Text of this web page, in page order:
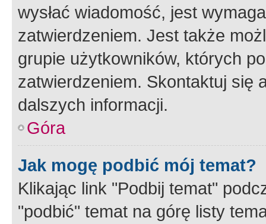
wysłać wiadomość, jest
zatwierdzeniem. Jest także
grupie użytkowników, których
zatwierdzeniem. Skontaktuj się
dalszych informacji.
Góra
Jak mogę podbić mój temat?
Klikając link "Podbij temat"
"podbić" temat na górę listy